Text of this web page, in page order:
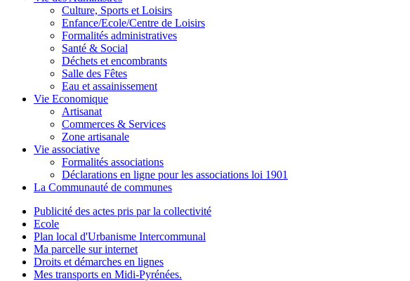
Culture, Sports et Loisirs
Enfance/Ecole/Centre de Loisirs
Formalités administratives
Santé & Social
Déchets et encombrants
Salle des Fêtes
Eau et assainissement
Vie Economique
Artisanat
Commerces & Services
Zone artisanale
Vie associative
Formalités associations
Déclarations en ligne pour les associations loi 1901
La Communauté de communes
Publicité des actes pris par la collectivité
Ecole
Plan local d'Urbanisme Intercommunal
Ma parcelle sur internet
Droits et démarches en lignes
Mes transports en Midi-Pyrénées.